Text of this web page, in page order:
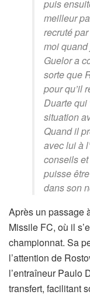
puis
meilleur
recruté
moi quand
Guelor a
sorte que
pour qu’il
Duarte qui
situation
Quand il
avec lui à
conseils
puisse
dans son
Après un passage
Missile FC, où il
championnat. Sa
l’attention de
l’entraîneur Paulo
transfert, facilitant